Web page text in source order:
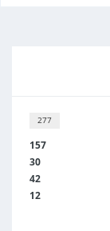
277
157
30
42
12